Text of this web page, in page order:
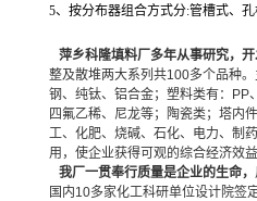
5、按分布器组合方式分:管槽式、孔
萍乡科隆填料厂多年从事研究，开
整及散堆两大系列共100多个品种
钢、纯钛、铝合金；塑料类有：
四氟乙稀、尼龙等；陶瓷类；塔内
工、化肥、烧碱、石化、电力、制
用，使企业获得可观的综合经济效益
我厂一贯奉行质量是企业的生命，
国内10多家化工科研单位设计院签